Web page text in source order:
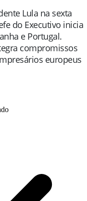
Lula na sexta
do Executivo inicia
e Portugal.
compromissos
europeus